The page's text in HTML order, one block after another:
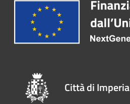
Città di Imperia